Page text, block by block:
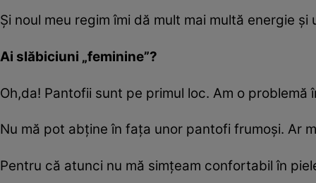
Şi noul meu regim îmi dă mult mai multă energie
Ai slăbiciuni „feminine”?
Oh,da! Pantofii sunt pe primul loc. Am o problemă
Nu mă pot abţine în faţa unor pantofi frumoşi. Ar
Pentru că atunci nu mă simţeam confortabil în